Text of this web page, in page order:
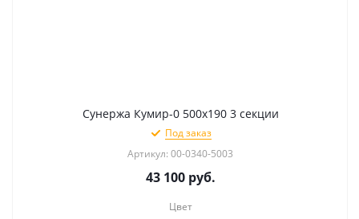
Сунержа Кумир-0 500х190 3 секции
Под заказ
Артикул: 00-0340-5003
43 100руб.
Цвет